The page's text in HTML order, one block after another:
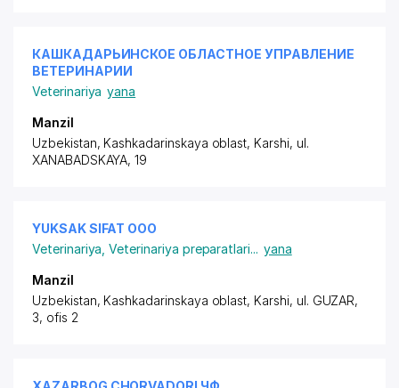
КАШКАДАРЬИНСКОЕ ОБЛАСТНОЕ УПРАВЛЕНИЕ
ВЕТЕРИНАРИИ
Veterinariya yana
Manzil
Uzbekistan, Kashkadarinskaya oblast, Karshi, ul.
XANABADSKAYA, 19
YUKSAK SIFAT ООО
Veterinariya ,Veterinariya preparatlari... yana
Manzil
Uzbekistan, Kashkadarinskaya oblast, Karshi, ul. GUZAR,
3, ofis 2